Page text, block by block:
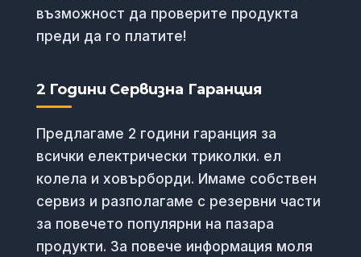
възможност да проверите продукта
преди да го платите!
2 Години Сервизна Гаранция
Предлагаме 2 години гаранция за
всички електрически триколки. ел
колела и ховърборди. Имаме собствен
сервиз и разполагаме с резервни части
за повечето популярни на пазара
продукти. За повече информация моля